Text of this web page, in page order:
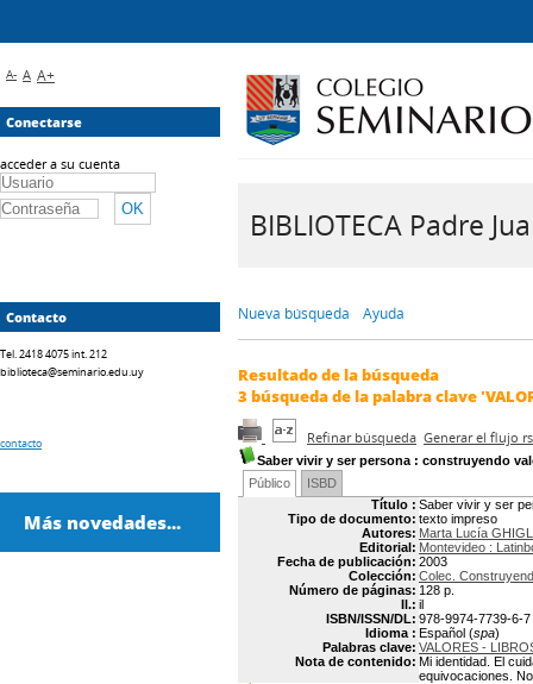
BIBLIOTECA Padre
Nueva búsqueda Ayuda
Resultado de la búsqueda
3 búsqueda de la palabra clave
Refinar búsqueda Generar el flujo
Saber vivir y ser persona : construyendo
Público
ISBD
Título : Saber vivir y ser
Tipo de documento: texto impreso
Autores: Marta Lucía
Editorial: Montevideo :
Fecha de publicación: 2003
Colección: Colec.
Número de páginas: 128 p.
Il.: il
ISBN/ISSN/DL: 978-9974-7739-6-7
Idioma : Español (spa)
Palabras clave: VALORES -
Nota de contenido: Mi identidad. El
equivocaciones.
A- A A+
Conectarse
acceder a su cuenta
Contacto
Tel. 2418 4075 int. 212
biblioteca@seminario.edu.uy
contacto
Más novedades...